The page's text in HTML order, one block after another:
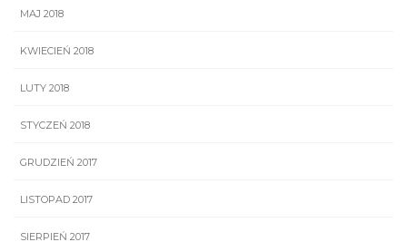
MAJ 2018
KWIECIEŃ 2018
LUTY 2018
STYCZEŃ 2018
GRUDZIEŃ 2017
LISTOPAD 2017
SIERPIEŃ 2017